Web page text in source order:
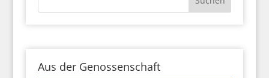
Aus der Genossenschaft